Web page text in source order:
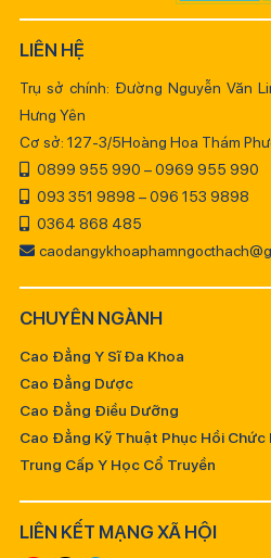
LIÊN HỆ
Trụ sở chính: Đường Nguyễn Văn
Hưng Yên
Cơ sở: 127-3/5Hoàng Hoa Thám
0899 955 990 – 0969 955 990
093 351 9898 – 096 153 9898
0364 868 485
CHUYÊN NGÀNH
Cao Đẳng Y Sĩ Đa Khoa
Cao Đẳng Dược
Cao Đẳng Điều Dưỡng
Cao Đẳng Kỹ Thuật Phục Hồi Chức
Trung Cấp Y Học Cổ Truyền
LIÊN KẾT MẠNG XÃ HỘI